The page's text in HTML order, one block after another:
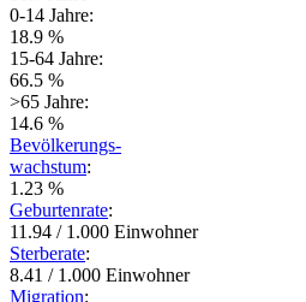
0-14 Jahre:
18.9 %
15-64 Jahre:
66.5 %
>65 Jahre:
14.6 %
Bevölkerungs-
wachstum:
1.23 %
Geburtenrate:
11.94 / 1.000 Einwohner
Sterberate:
8.41 / 1.000 Einwohner
Migration: